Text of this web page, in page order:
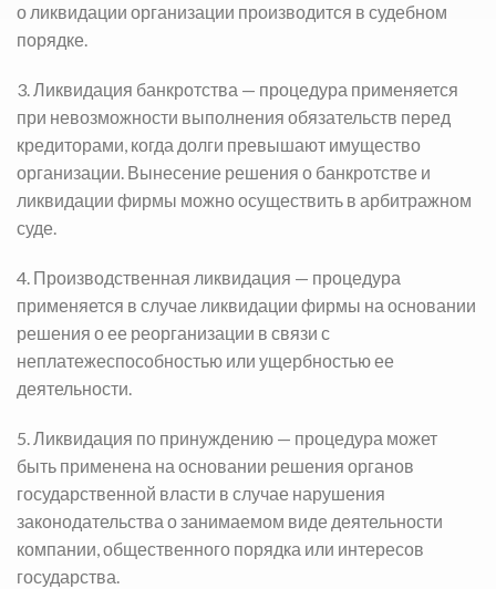
о ликвидации организации производится в судебном
порядке.
3. Ликвидация банкротства — процедура применяется
при невозможности выполнения обязательств перед
кредиторами, когда долги превышают имущество
организации. Вынесение решения о банкротстве и
ликвидации фирмы можно осуществить в арбитражном
суде.
4. Производственная ликвидация — процедура
применяется в случае ликвидации фирмы на основании
решения о ее реорганизации в связи с
неплатежеспособностью или ущербностью ее
деятельности.
5. Ликвидация по принуждению — процедура может
быть применена на основании решения органов
государственной власти в случае нарушения
законодательства о занимаемом виде деятельности
компании, общественного порядка или интересов
государства.